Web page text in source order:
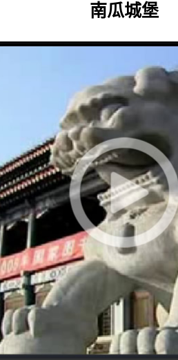
南瓜城堡